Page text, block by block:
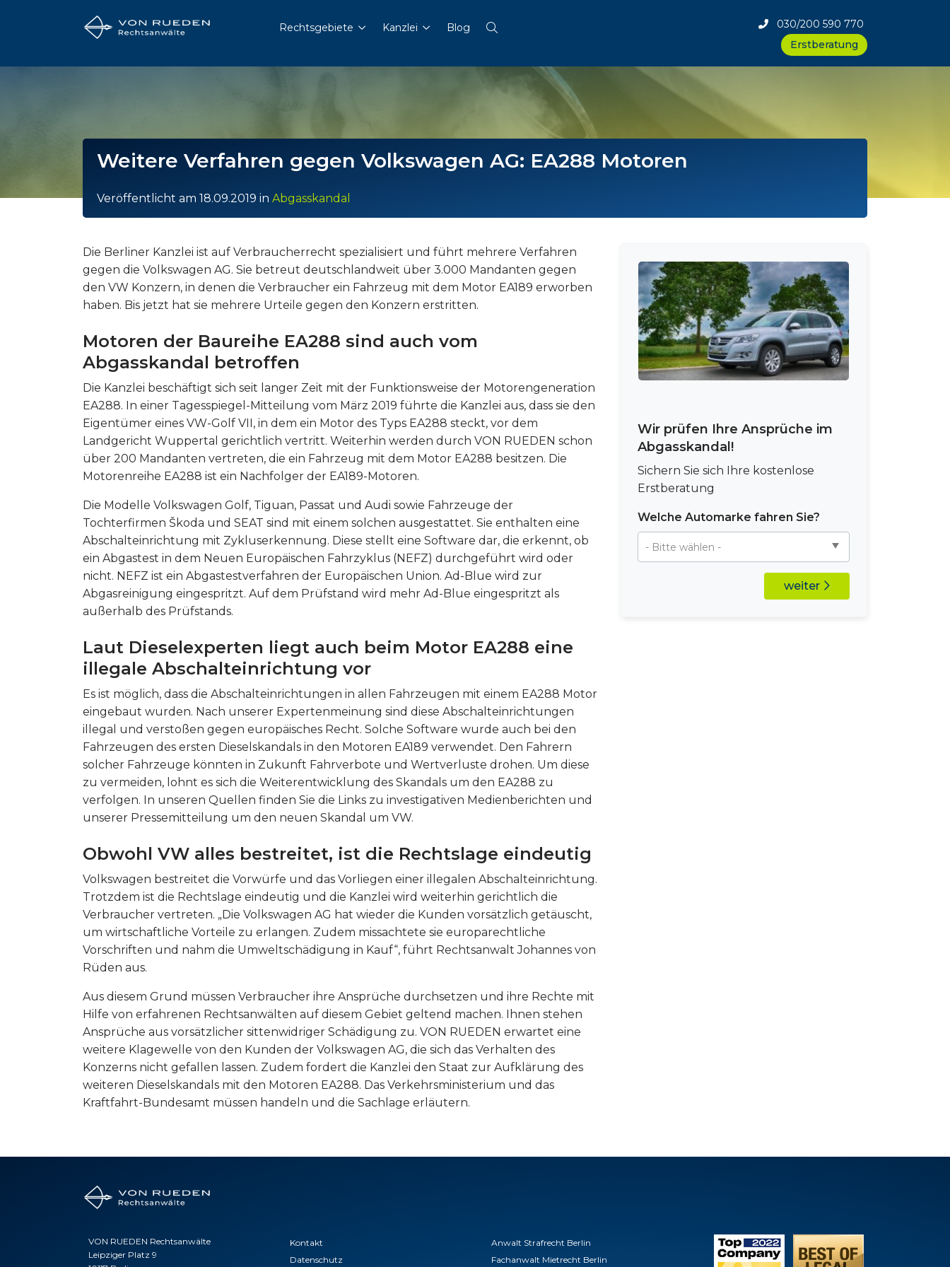
Rechtsgebiete Kanzlei Blog
030/200 590 770
Erstberatung
Weitere Verfahren gegen Volkswagen AG: EA288 Motoren
Veröffentlicht am 18.09.2019 in Abgasskandal
Die Berliner Kanzlei ist auf Verbraucherrecht spezialisiert und führt mehrere Verfahren
gegen die Volkswagen AG. Sie betreut deutschlandweit über 3.000 Mandanten gegen
den VW Konzern, in denen die Verbraucher ein Fahrzeug mit dem Motor EA189 erworben
haben. Bis jetzt hat sie mehrere Urteile gegen den Konzern erstritten.
Motoren der Baureihe EA288 sind auch vom
Abgasskandal betroffen
Die Kanzlei beschäftigt sich seit langer Zeit mit der Funktionsweise der Motorengeneration
EA288. In einer Tagesspiegel-Mitteilung vom März 2019 führte die Kanzlei aus, dass sie den
Eigentümer eines VW-Golf VII, in dem ein Motor des Typs EA288 steckt, vor dem
Landgericht Wuppertal gerichtlich vertritt. Weiterhin werden durch VON RUEDEN schon
über 200 Mandanten vertreten, die ein Fahrzeug mit dem Motor EA288 besitzen. Die
Motorenreihe EA288 ist ein Nachfolger der EA189-Motoren.
Die Modelle Volkswagen Golf, Tiguan, Passat und Audi sowie Fahrzeuge der
Tochterfirmen Škoda und SEAT sind mit einem solchen ausgestattet. Sie enthalten eine
Abschalteinrichtung mit Zykluserkennung. Diese stellt eine Software dar, die erkennt, ob
ein Abgastest in dem Neuen Europäischen Fahrzyklus (NEFZ) durchgeführt wird oder
nicht. NEFZ ist ein Abgastestverfahren der Europäischen Union. Ad-Blue wird zur
Abgasreinigung eingespritzt. Auf dem Prüfstand wird mehr Ad-Blue eingespritzt als
außerhalb des Prüfstands.
Laut Dieselexperten liegt auch beim Motor EA288 eine
illegale Abschalteinrichtung vor
Es ist möglich, dass die Abschalteinrichtungen in allen Fahrzeugen mit einem EA288 Motor
eingebaut wurden. Nach unserer Expertenmeinung sind diese Abschalteinrichtungen
illegal und verstoßen gegen europäisches Recht. Solche Software wurde auch bei den
Fahrzeugen des ersten Dieselskandals in den Motoren EA189 verwendet. Den Fahrern
solcher Fahrzeuge könnten in Zukunft Fahrverbote und Wertverluste drohen. Um diese
zu vermeiden, lohnt es sich die Weiterentwicklung des Skandals um den EA288 zu
verfolgen. In unseren Quellen finden Sie die Links zu investigativen Medienberichten und
unserer Pressemitteilung um den neuen Skandal um VW.
Obwohl VW alles bestreitet, ist die Rechtslage eindeutig
Volkswagen bestreitet die Vorwürfe und das Vorliegen einer illegalen Abschalteinrichtung.
Trotzdem ist die Rechtslage eindeutig und die Kanzlei wird weiterhin gerichtlich die
Verbraucher vertreten. „Die Volkswagen AG hat wieder die Kunden vorsätzlich getäuscht,
um wirtschaftliche Vorteile zu erlangen. Zudem missachtete sie europarechtliche
Vorschriften und nahm die Umweltschädigung in Kauf“, führt Rechtsanwalt Johannes von
Rüden aus.
Aus diesem Grund müssen Verbraucher ihre Ansprüche durchsetzen und ihre Rechte mit
Hilfe von erfahrenen Rechtsanwälten auf diesem Gebiet geltend machen. Ihnen stehen
Ansprüche aus vorsätzlicher sittenwidriger Schädigung zu. VON RUEDEN erwartet eine
weitere Klagewelle von den Kunden der Volkswagen AG, die sich das Verhalten des
Konzerns nicht gefallen lassen. Zudem fordert die Kanzlei den Staat zur Aufklärung des
weiteren Dieselskandals mit den Motoren EA288. Das Verkehrsministerium und das
Kraftfahrt-Bundesamt müssen handeln und die Sachlage erläutern.
Wir prüfen Ihre Ansprüche im
Abgasskandal!
Sichern Sie sich Ihre kostenlose
Erstberatung
Welche Automarke fahren Sie?
weiter
VON RUEDEN Rechtsanwälte
Leipziger Platz 9
Kontakt
Datenschutz
Anwalt Strafrecht Berlin
Fachanwalt Mietrecht Berlin